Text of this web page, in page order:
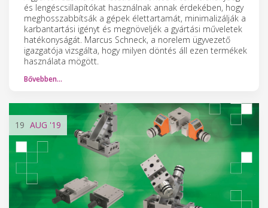
és lengéscsillapítókat használnak annak érdekében, hogy
meghosszabbítsák a gépek élettartamát, minimalizálják a
karbantartási igényt és megnöveljék a gyártási műveletek
hatékonyságát. Marcus Schneck, a norelem ügyvezető
igazgatója vizsgálta, hogy milyen döntés áll ezen termékek
használata mögött.
Bővebben…
19 AUG '19